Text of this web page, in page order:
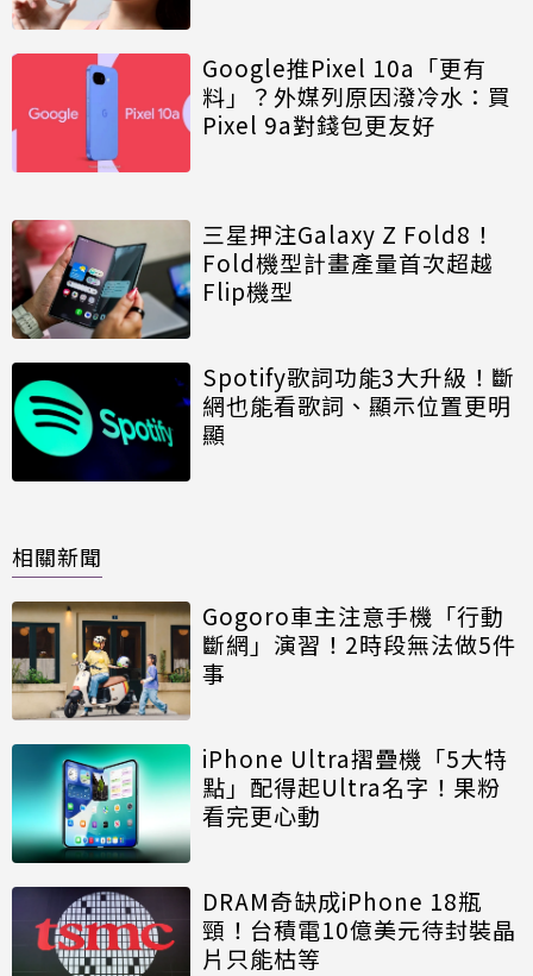
Google推Pixel 10a「更有
料」？外媒列原因潑冷水：買
Pixel 9a對錢包更友好
三星押注Galaxy Z Fold8！
Fold機型計畫產量首次超越
Flip機型
Spotify歌詞功能3大升級！斷
網也能看歌詞、顯示位置更明
顯
相關新聞
Gogoro車主注意手機「行動
斷網」演習！2時段無法做5件
事
iPhone Ultra摺疊機「5大特
點」配得起Ultra名字！果粉
看完更心動
DRAM奇缺成iPhone 18瓶
頸！台積電10億美元待封裝晶
片只能枯等